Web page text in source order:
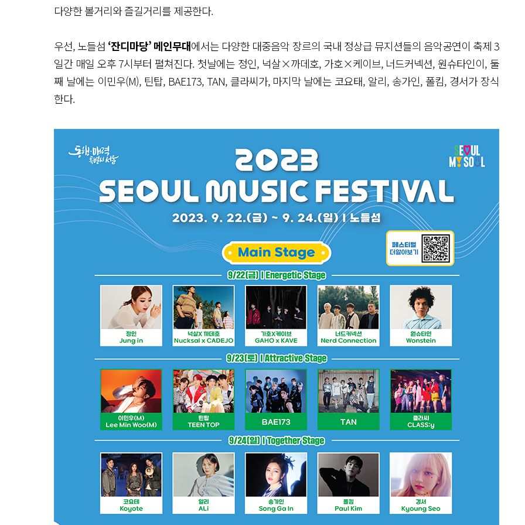
다양한 볼거리와 즐길거리를 제공한다.
우선, 노들섬 ‘잔디마당’ 메인무대에서는 다양한 대중음악 장르의 국내 정상급 뮤지션들의 음악공연이 축제 3
일간 매일 오후 7시부터 펼쳐진다. 첫날에는 정인, 넉살×까데호, 가호×케이브, 너드커넥션, 원슈타인이, 둘
째 날에는 이민우(M), 틴탑, BAE173, TAN, 클라씨가, 마지막 날에는 코요태, 알리, 송가인, 폴킴, 경서가 장식
한다.